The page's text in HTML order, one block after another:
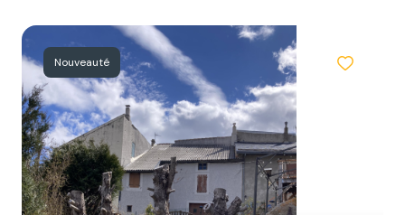
ÉQUIPE
NOS
SERVICES
NOUS
CONTACTER
Nouveauté